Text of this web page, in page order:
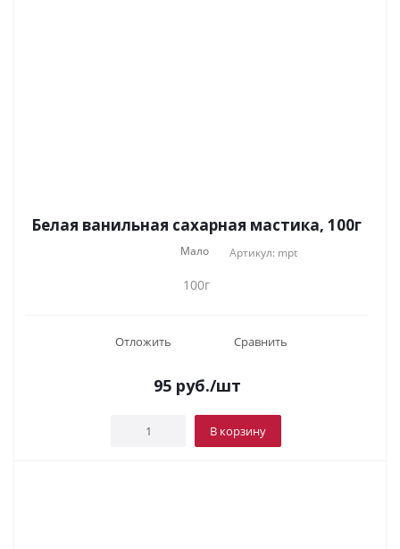
Белая ванильная сахарная мастика, 100г
Мало Артикул: mpt
100г
Отложить Сравнить
95руб./шт
В корзину